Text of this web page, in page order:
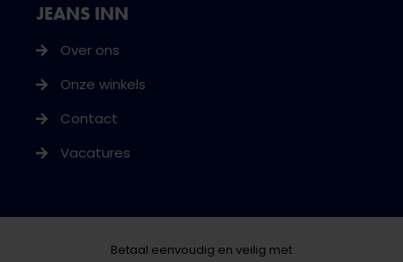
JEANS INN
Over ons
Onze winkels
Contact
Vacatures
Betaal eenvoudig en veilig met